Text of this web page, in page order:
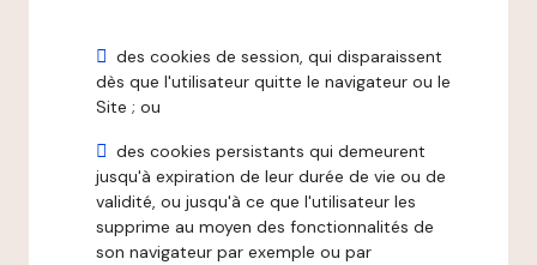
des cookies de session, qui disparaissent
dès que l'utilisateur quitte le navigateur ou le
Site ; ou
des cookies persistants qui demeurent
jusqu'à expiration de leur durée de vie ou de
validité, ou jusqu'à ce que l'utilisateur les
supprime au moyen des fonctionnalités de
son navigateur par exemple ou par